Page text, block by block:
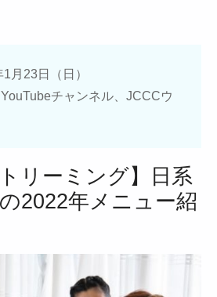
月23日（日）
チャンネル、JCCCウ
リーミング】日系
2022年メニュー紹